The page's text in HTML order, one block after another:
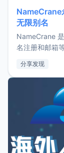
NameCrane
无限别名
NameCrane
名注册和邮箱
又实惠的域名
分享发现